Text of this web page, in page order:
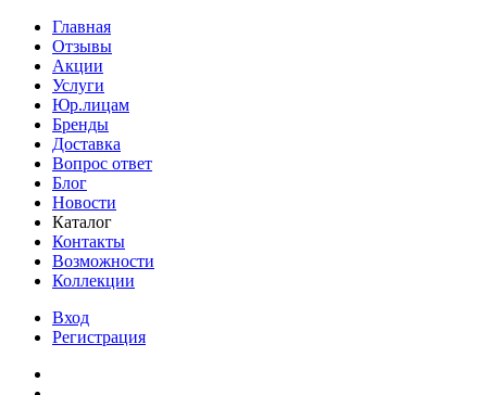
Главная
Отзывы
Акции
Услуги
Юр.лицам
Бренды
Доставка
Вопрос ответ
Блог
Новости
Каталог
Контакты
Возможности
Коллекции
Вход
Регистрация